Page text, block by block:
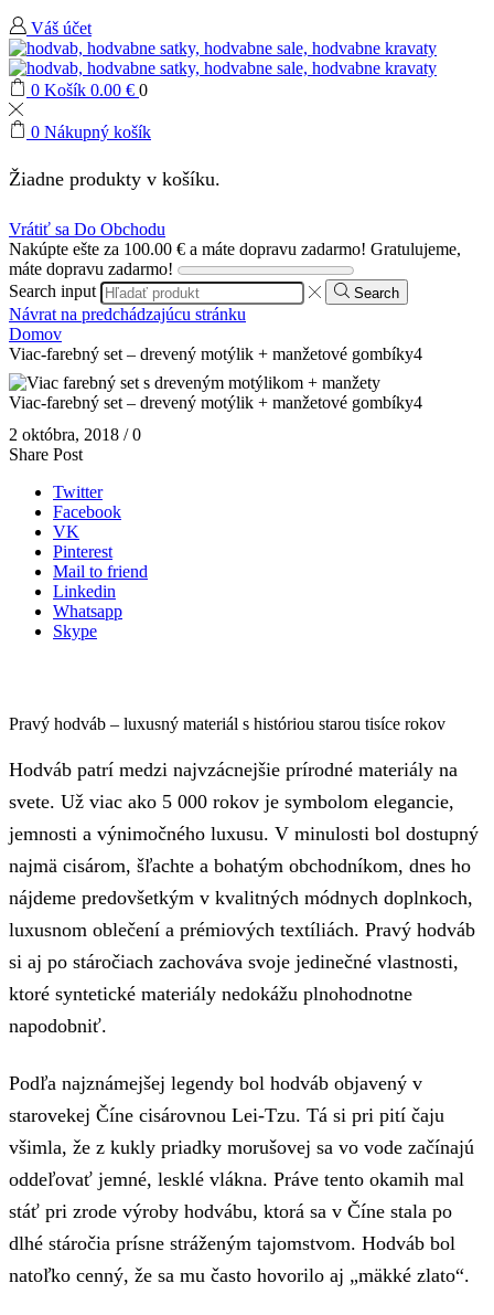
Váš účet
0 Košík 0.00 € 0
0 Nákupný košík
Žiadne produkty v košíku.
Vrátiť sa Do Obchodu
Nakúpte ešte za 100.00 € a máte dopravu zadarmo! Gratulujeme,
máte dopravu zadarmo!
Search input
Search
Návrat na predchádzajúcu stránku
Domov
Viac-farebný set – drevený motýlik + manžetové gombíky4
Viac-farebný set – drevený motýlik + manžetové gombíky4
2 októbra, 2018 / 0
Share Post
Twitter
Facebook
VK
Pinterest
Mail to friend
Linkedin
Whatsapp
Skype
Pravý hodváb – luxusný materiál s históriou starou tisíce rokov
Hodváb patrí medzi najvzácnejšie prírodné materiály na
svete. Už viac ako 5 000 rokov je symbolom elegancie,
jemnosti a výnimočného luxusu. V minulosti bol dostupný
najmä cisárom, šľachte a bohatým obchodníkom, dnes ho
nájdeme predovšetkým v kvalitných módnych doplnkoch,
luxusnom oblečení a prémiových textíliách. Pravý hodváb
si aj po stáročiach zachováva svoje jedinečné vlastnosti,
ktoré syntetické materiály nedokážu plnohodnotne
napodobniť.
Podľa najznámejšej legendy bol hodváb objavený v
starovekej Číne cisárovnou Lei-Tzu. Tá si pri pití čaju
všimla, že z kukly priadky morušovej sa vo vode začínajú
oddeľovať jemné, lesklé vlákna. Práve tento okamih mal
stáť pri zrode výroby hodvábu, ktorá sa v Číne stala po
dlhé stáročia prísne stráženým tajomstvom. Hodváb bol
natoľko cenný, že sa mu často hovorilo aj „mäkké zlato“.